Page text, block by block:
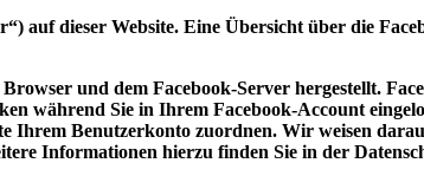
auf dieser Website. Eine Übersicht über die
und dem Facebook-Server hergestellt.
während Sie in Ihrem Facebook-Account
Benutzerkonto zuordnen. Wir weisen
Informationen hierzu finden Sie in der